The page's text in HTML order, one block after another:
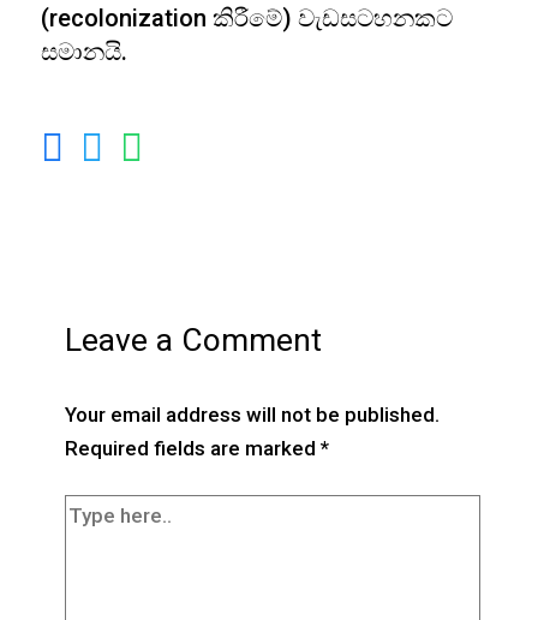
(recolonization කිරීමේ) වැඩසටහනකට
සමානයි.
Leave a Comment
Your email address will not be published.
Required fields are marked *
Type